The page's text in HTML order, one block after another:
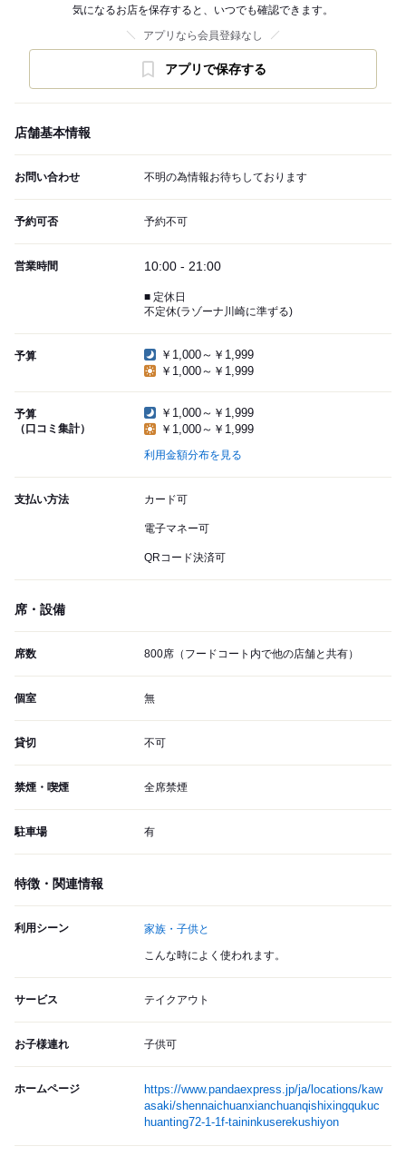
気になるお店を保存すると、いつでも確認できます。
アプリなら会員登録なし
アプリで保存する
店舗基本情報
お問い合わせ 不明の為情報お待ちしております
予約可否 予約不可
営業時間 10:00 - 21:00
■ 定休日
不定休(ラゾーナ川崎に準ずる)
予算
￥1,000～￥1,999
￥1,000～￥1,999
予算
（口コミ集計）
￥1,000～￥1,999
￥1,000～￥1,999
利用金額分布を見る
支払い方法 カード可
電子マネー可
QRコード決済可
席・設備
席数 800席（フードコート内で他の店舗と共有）
個室 無
貸切 不可
禁煙・喫煙 全席禁煙
駐車場 有
特徴・関連情報
利用シーン 家族・子供と
こんな時によく使われます。
サービス テイクアウト
お子様連れ 子供可
ホームページ
https://www.pandaexpress.jp/ja/locations/kaw
asaki/shennaichuanxianchuanqishixingqukuc
huanting72-1-1f-taininkuserekushiyon